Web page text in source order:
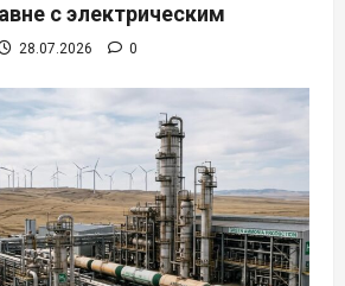
с электрическим
28.07.2026 0